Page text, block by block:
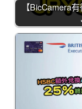
【BicCamera